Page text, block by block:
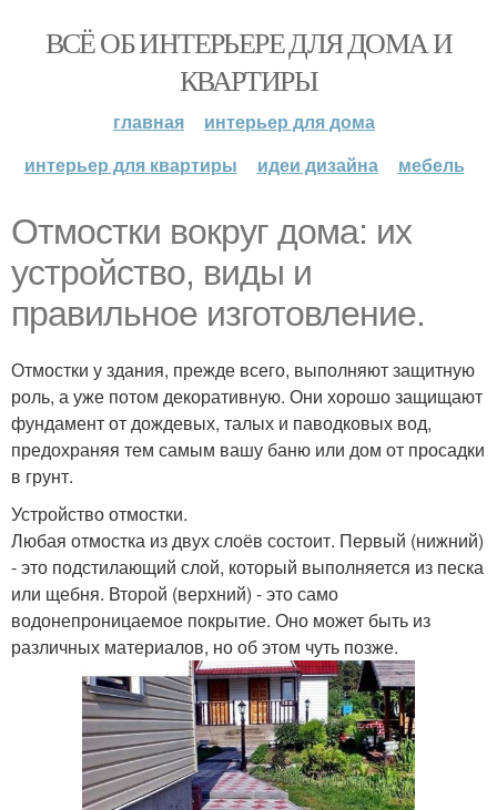
ВСЁ ОБ ИНТЕРЬЕРЕ ДЛЯ ДОМА И
КВАРТИРЫ
главная
интерьер для дома
интерьер для квартиры
идеи дизайна мебель
Отмостки вокруг дома: их
устройство, виды и
правильное изготовление.
Отмостки у здания, прежде всего, выполняют защитную
роль, а уже потом декоративную. Они хорошо защищают
фундамент от дождевых, талых и паводковых вод,
предохраняя тем самым вашу баню или дом от просадки
в грунт.
Устройство отмостки.
Любая отмостка из двух слоёв состоит. Первый (нижний)
- это подстилающий слой, который выполняется из песка
или щебня. Второй (верхний) - это само
водонепроницаемое покрытие. Оно может быть из
различных материалов, но об этом чуть позже.